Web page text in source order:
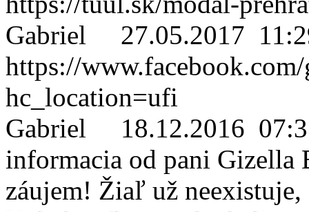
Gabriel 27.05.2017
https://
hc_location=ufi
Gabriel 18.12.2016
informacia od pani Gizella
záujem! Žiaľ už